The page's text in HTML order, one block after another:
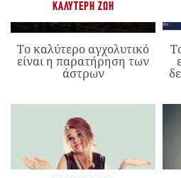
ΚΑΛΎΤΕΡΗ ΖΩΉ
Το καλύτερο αγχολυτικό
είναι η παρατήρηση των
άστρων